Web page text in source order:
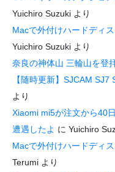
Yuichiro Suzuki より
Macで外付けハードディ
Yuichiro Suzuki より
奈良の神体山 三輪山を登
【随時更新】SJCAM SJ7
より
Xiaomi mi5が注文から40
遭遇したよ に Yuichiro
Macで外付けハードディ
Terumi より